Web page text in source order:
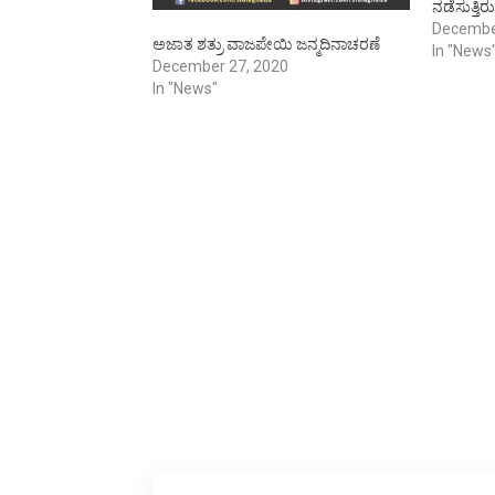
ಅಜಾತ ಶತ್ರು ವಾಜಪೇಯಿ ಜನ್ಮದಿನಾಚರಣೆ
December 27, 2020
In "News"
ಕಲ್ಯಾಣ
In "News"